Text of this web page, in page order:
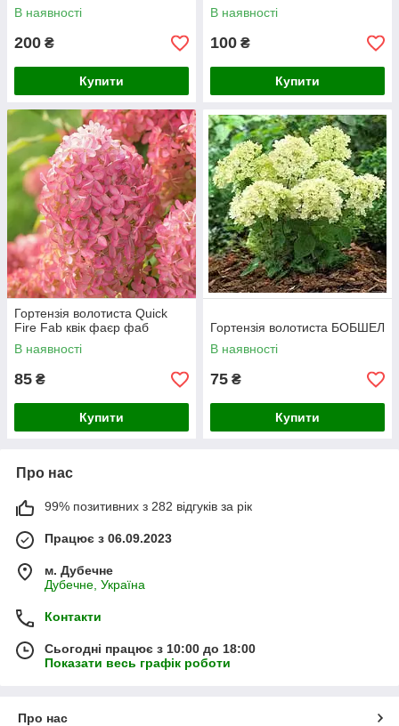
В наявності
200 ₴
Купити
В наявності
100 ₴
Купити
Гортензія волотиста Quick
Fire Fab квік фаєр фаб
В наявності
85 ₴
Купити
Гортензія волотиста БОБШЕЛ
В наявності
75 ₴
Купити
Про нас
99% позитивних з 282 відгуків за рік
Працює з 06.09.2023
м. Дубечне
Дубечне, Україна
Контакти
Сьогодні працює з 10:00 до 18:00
Показати весь графік роботи
Про нас